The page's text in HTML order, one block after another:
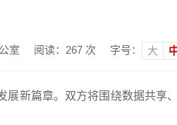
室 阅读： 267 次 字号： 大
新篇章。双方将围绕数据共享